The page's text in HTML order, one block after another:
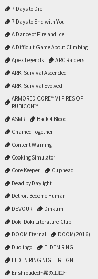
7 Days to Die
7 Days to End with You
A Dance of Fire and Ice
A Difficult Game About Climbing
Apex Legends
ARC Raiders
ARK: Survival Ascended
ARK: Survival Evolved
ARMORED CORE™ VI FIRES OF
RUBICON™
ASMR
Back 4 Blood
Chained Together
Content Warning
Cooking Simulator
Core Keeper
Cuphead
Dead by Daylight
Detroit Become Human
DEVOUR
Dinkum
Doki Doki Literature Club!
DOOM Eternal
DOOM(2016)
Duolingo
ELDEN RING
ELDEN RING NIGHTREIGN
Enshrouded~霧の王国~